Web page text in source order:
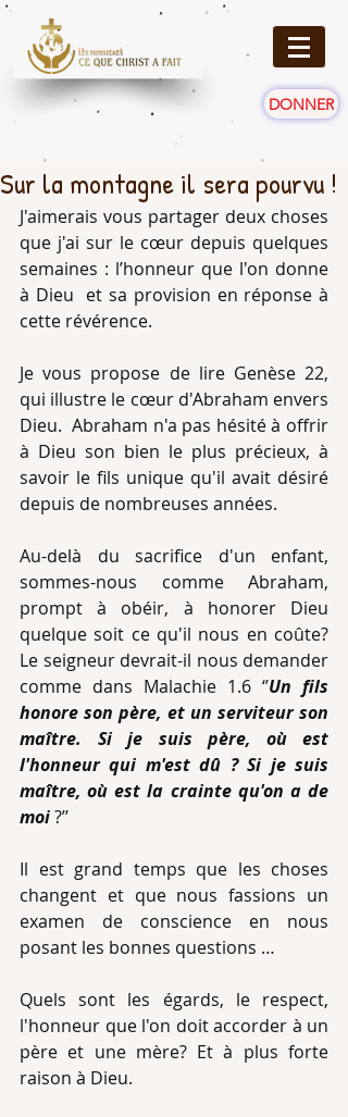
DONNER
Sur la montagne il sera pourvu !
J'aimerais vous partager deux choses
que j'ai sur le cœur depuis quelques
semaines : l’honneur que l'on donne
à Dieu  et sa provision en réponse à
cette révérence.
Je vous propose de lire Genèse 22,
qui illustre le cœur d'Abraham envers
Dieu.  Abraham n'a pas hésité à offrir
à Dieu son bien le plus précieux, à
savoir le fils unique qu'il avait désiré
depuis de nombreuses années.
Au-delà du sacrifice d'un enfant,
sommes-nous comme Abraham,
prompt à obéir, à honorer Dieu
quelque soit ce qu'il nous en coûte?
Le seigneur devrait-il nous demander
comme dans Malachie 1.6 ‘’Un fils
honore son père, et un serviteur son
maître. Si je suis père, où est
l'honneur qui m'est dû ? Si je suis
maître, où est la crainte qu'on a de
moi ?’’
Il est grand temps que les choses
changent et que nous fassions un
examen de conscience en nous
posant les bonnes questions …
Quels sont les égards, le respect,
l'honneur que l'on doit accorder à un
père et une mère? Et à plus forte
raison à Dieu.